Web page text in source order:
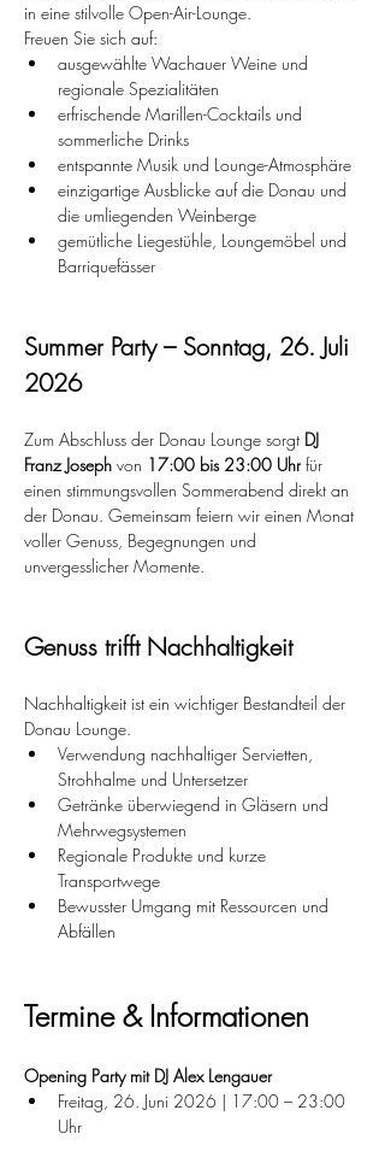
in eine stilvolle Open-Air-Lounge.
Freuen Sie sich auf:
ausgewählte Wachauer Weine und
regionale Spezialitäten
erfrischende Marillen-Cocktails und
sommerliche Drinks
entspannte Musik und Lounge-Atmosphäre
einzigartige Ausblicke auf die Donau und
die umliegenden Weinberge
gemütliche Liegestühle, Loungemöbel und
Barriquefässer
Summer Party – Sonntag, 26. Juli
2026
Zum Abschluss der Donau Lounge sorgt DJ
Franz Joseph von 17:00 bis 23:00 Uhr für
einen stimmungsvollen Sommerabend direkt an
der Donau. Gemeinsam feiern wir einen Monat
voller Genuss, Begegnungen und
unvergesslicher Momente.
Genuss trifft Nachhaltigkeit
Nachhaltigkeit ist ein wichtiger Bestandteil der
Donau Lounge.
Verwendung nachhaltiger Servietten,
Strohhalme und Untersetzer
Getränke überwiegend in Gläsern und
Mehrwegsystemen
Regionale Produkte und kurze
Transportwege
Bewusster Umgang mit Ressourcen und
Abfällen
Termine & Informationen
Opening Party mit DJ Alex Lengauer
Freitag, 26. Juni 2026 | 17:00 – 23:00
Uhr